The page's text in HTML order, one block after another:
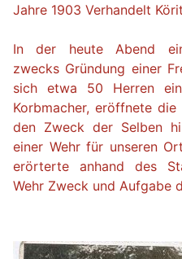
Jahre 1903 Verhandelt
In der heute Abend
zwecks Gründung einer
sich etwa 50 Herren
Korbmacher, eröffnete
den Zweck der Selben
einer Wehr für unseren
erörterte anhand des
Wehr Zweck und Aufgabe